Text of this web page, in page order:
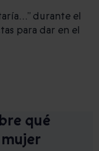
durante el
para dar en el
qué